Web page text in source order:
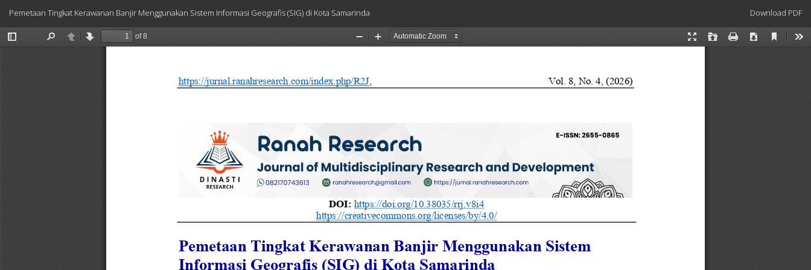
Article
Details
Pemetaan Tingkat Kerawanan Banjir Menggunakan Sistem Informasi Geografis (SIG) di Kota Samarinda Download
Download PDF